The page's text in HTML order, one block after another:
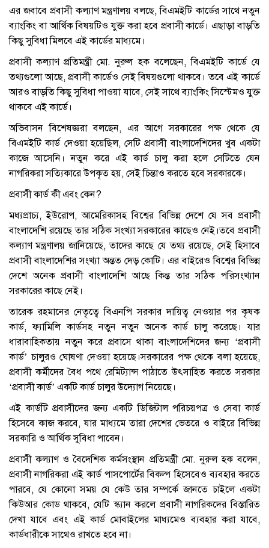
এর জবাবে প্রবাসী কল্যাণ মন্ত্রণালয় বলছে, বিএমইটি কার্ডের সাথে নতুন
ব্যাংকিং বা আর্থিক বিষয়টিও যুক্ত করা হবে প্রবাসী কার্ডে। এছাড়া বাড়তি
কিছু সুবিধা মিলবে এই কার্ডের মাধ্যমে।
প্রবাসী কল্যাণ প্রতিমন্ত্রী মো. নুরুল হক বলেছেন, বিএমইটি কার্ডে যে
তথ্যগুলো আছে, প্রবাসী কার্ডেও সেই বিষয়গুলো থাকবে। তবে এই কার্ডে
আরও বাড়তি কিছু সুবিধা পাওয়া যাবে, সেই সাথে ব্যাংকিং সিস্টেমও যুক্ত
থাকবে এই কার্ডে।
অভিবাসন বিশেষজ্ঞরা বলছেন, এর আগে সরকারের পক্ষ থেকে যে
বিএমইটি কার্ড দেওয়া হয়েছিল, সেটি প্রবাসী বাংলাদেশিদের খুব একটা
কাজে আসেনি। নতুন করে এই কার্ড চালু করা হলে সেটিতে যেন
নাগরিকরা সত্যিকারে উপকৃত হয়, সেই চিন্তাও করতে হবে সরকারকে।
প্রবাসী কার্ড কী এবং কেন?
মধ্যপ্রাচ্য, ইউরোপ, আমেরিকাসহ বিশ্বের বিভিন্ন দেশে যে সব প্রবাসী
বাংলাদেশি রয়েছে তার সঠিক সংখ্যা সরকারের কাছেও নেই।তবে প্রবাসী
কল্যাণ মন্ত্রণালয় জানিয়েছে, তাদের কাছে যে তথ্য রয়েছে, সেই হিসাবে
প্রবাসী বাংলাদেশির সংখ্যা অন্তত দেড় কোটি। এর বাইরেও বিশ্বের বিভিন্ন
দেশে অনেক প্রবাসী বাংলাদেশি আছে কিন্ত তার সঠিক পরিসংখ্যান
সরকারের কাছে নেই।
তারেক রহমানের নেতৃত্বে বিএনপি সরকার দায়িত্ব নেওয়ার পর কৃষক
কার্ড, ফ্যামিলি কার্ডসহ নতুন নতুন অনেক কার্ড চালু করেছে। যার
ধারাবাহিকতায় নতুন করে প্রবাসে থাকা বাংলাদেশিদের জন্য ‘প্রবাসী
কার্ড’ চালুরও ঘোষণা দেওয়া হয়েছে।সরকারের পক্ষ থেকে বলা হয়েছে,
প্রবাসী কর্মীদের বৈধ পথে রেমিট্যান্স পাঠাতে উৎসাহিত করতে সরকার
‘প্রবাসী কার্ড’ একটি কার্ড চালুর উদ্যোগ নিয়েছে।
এই কার্ডটি প্রবাসীদের জন্য একটি ডিজিটাল পরিচয়পত্র ও সেবা কার্ড
হিসেবে কাজ করবে, যার মাধ্যমে তারা দেশের ভেতরে ও বাইরে বিভিন্ন
সরকারি ও আর্থিক সুবিধা পাবেন।
প্রবাসী কল্যাণ ও বৈদেশিক কর্মসংস্থান প্রতিমন্ত্রী মো. নুরুল হক বলেন,
প্রবাসী নাগরিকরা এই কার্ড পাসপোর্টের বিকল্প হিসেবেও ব্যবহার করতে
পারবে, যে কোনো সময় যে কেউ তার সম্পর্কে জানতে চাইলে একটা
কিউআর কোড থাকবে, যেটি স্ক্যান করলে প্রবাসী নাগরিকদের বিস্তারিত
দেখা যাবে এবং এই কার্ড মোবাইলের মাধ্যমেও ব্যবহার করা যাবে,
কার্ডধারীকে সাথেও রাখতে হবে না।